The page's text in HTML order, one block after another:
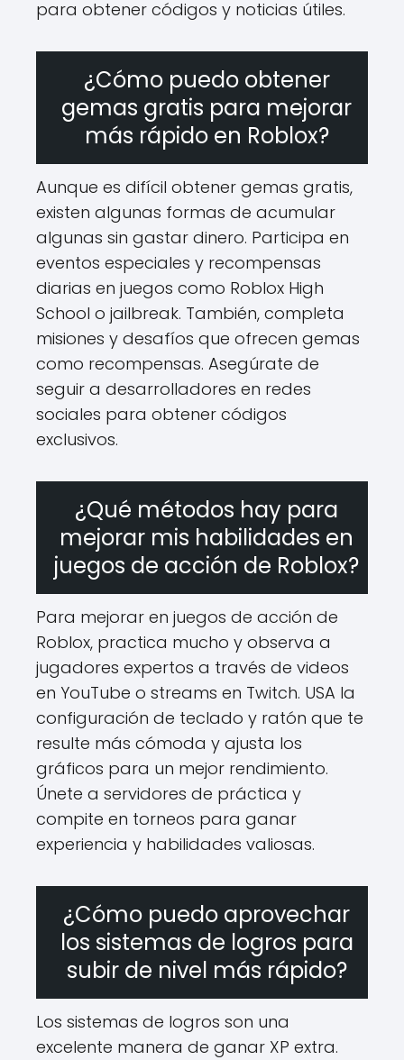
para obtener códigos y noticias útiles.
¿Cómo puedo obtener
gemas gratis para mejorar
más rápido en Roblox?
Aunque es difícil obtener gemas gratis,
existen algunas formas de acumular
algunas sin gastar dinero. Participa en
eventos especiales y recompensas
diarias en juegos como Roblox High
School o jailbreak. También, completa
misiones y desafíos que ofrecen gemas
como recompensas. Asegúrate de
seguir a desarrolladores en redes
sociales para obtener códigos
exclusivos.
¿Qué métodos hay para
mejorar mis habilidades en
juegos de acción de Roblox?
Para mejorar en juegos de acción de
Roblox, practica mucho y observa a
jugadores expertos a través de videos
en YouTube o streams en Twitch. USA la
configuración de teclado y ratón que te
resulte más cómoda y ajusta los
gráficos para un mejor rendimiento.
Únete a servidores de práctica y
compite en torneos para ganar
experiencia y habilidades valiosas.
¿Cómo puedo aprovechar
los sistemas de logros para
subir de nivel más rápido?
Los sistemas de logros son una
excelente manera de ganar XP extra.